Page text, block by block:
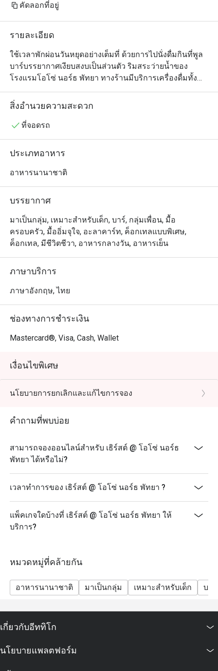
คัดลอกที่อยู่
รายละเอียด
ใช้เวลาพักผ่อนวันหยุดอย่างเต็มที่ ด้วยการไปนั่งดื่มกินที่พูล
บาร์บรรยากาศเงียบสงบเป็นส่วนตัว ริมสระว่ายน้ำของ
โรงแรมโอโซ่ นอร์ธ พัทยา ทางร้านมีบริการเครื่องดื่มทั้ง
ค็อกเทลสูตรพิเศษและอีกมากมาย รวมถึงมีเมนูอาหารว่าง
และมื้ออร่อยในสไตล์ไทยและตะวันตกให้เลือกอิ่มท้องได้
โรงแรม แนะนำพาสต้าไส้กรอกอีสานและเบคอนผัดพริก
แซลมอนย่าง
สิ่งอำนวยความสะดวก
ที่จอดรถ
ประเภทอาหาร
อาหารนานาชาติ
บรรยากาศ
มาเป็นกลุ่ม, เหมาะสำหรับเด็ก, บาร์, กลุ่มเพื่อน, มื้อ
ครอบครัว, มื้ออิ่มจุใจ, อะลาคาร์ท, ค็อกเทลแบบพิเศษ,
ค็อกเทล, มีชีวิตชีวา, อาหารกลางวัน, อาหารเย็น
ภาษาบริการ
ภาษาอังกฤษ, ไทย
ช่องทางการชำระเงิน
Mastercard®, Visa, Cash, Wallet
เงื่อนไขพิเศษ
นโยบายการยกเลิกและแก้ไขการจอง
คำถามที่พบบ่อย
สามารถจองออนไลน์สำหรับ เธิร์สต์ @ โอโซ่ นอร์ธ
พัทยา ได้หรือไม่?
เวลาทำการของ เธิร์สต์ @ โอโซ่ นอร์ธ พัทยา ?
แพ็คเกจใดบ้างที่ เธิร์สต์ @ โอโซ่ นอร์ธ พัทยา ให้
บริการ?
หมวดหมู่ที่คล้ายกัน
อาหารนานาชาติ มาเป็นกลุ่ม เหมาะสำหรับเด็ก บาร์
เกี่ยวกับอีททิโก
นโยบายแพลตฟอร์ม